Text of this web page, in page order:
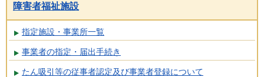
障害者福祉施設
指定施設・事業所一覧
事業者の指定・届出手続き
たん吸引等の従事者認定及び事業者登録について